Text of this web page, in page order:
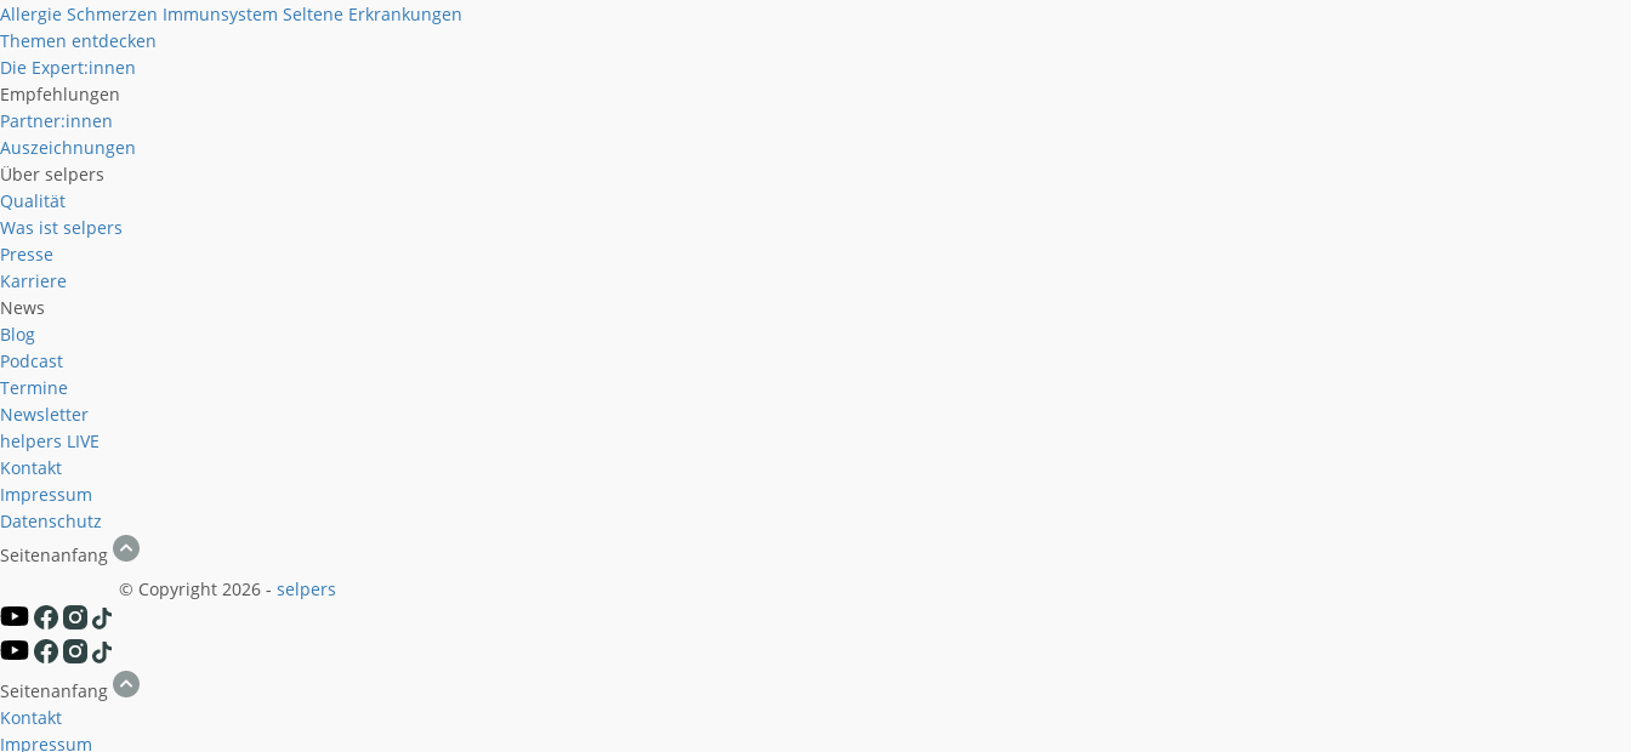
Allergie Schmerzen Immunsystem Seltene Erkrankungen
Themen entdecken
Die Expert:innen
Empfehlungen
Partner:innen
Auszeichnungen
Über selpers
Qualität
Was ist selpers
Presse
Karriere
News
Blog
Podcast
Termine
Newsletter
helpers LIVE
Kontakt
Impressum
Datenschutz
Seitenanfang
© Copyright 2026 - selpers
Seitenanfang
Kontakt
Impressum